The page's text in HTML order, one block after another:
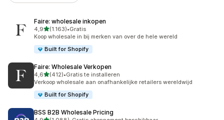
Faire: wholesale inkopen
4,9van 5 sterren
(1.163)
1163 recensies in totaal
•Gratis
Koop wholesale in bij merken van over de hele wereld
Built for Shopify
Faire: Wholesale Verkopen
4,6van 5 sterren
(412)
412 recensies in totaal
•Gratis te installeren
Verkoop wholesale aan onafhankelijke retailers wereldwijd
Built for Shopify
BSS B2B Wholesale Pricing